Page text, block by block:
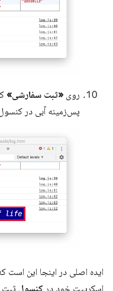
روی «ثبت سفارشی»
پس‌زمینه آبی در
ایده اصلی در اینجا این است
اسکریپت خود در کنسول ثبت